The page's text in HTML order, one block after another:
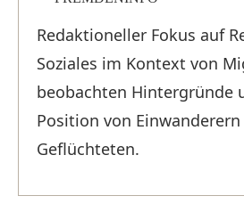
Redaktioneller Fokus auf
Soziales im Kontext von
beobachten Hintergründe
Position von
Geflüchteten.